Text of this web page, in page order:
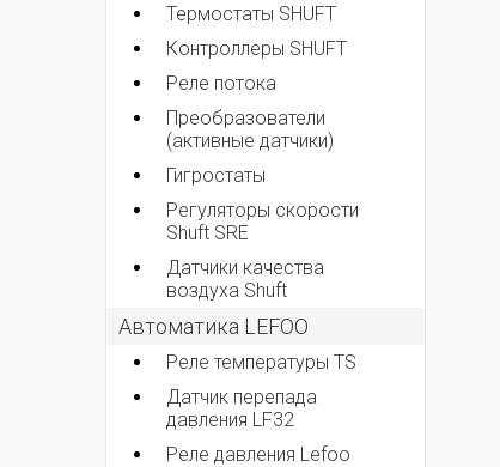
Термостаты SHUFT
Контроллеры SHUFT
Реле потока
Преобразователи
(активные датчики)
Гигростаты
Регуляторы скорости
Shuft SRE
Датчики качества
воздуха Shuft
Автоматика LEFOO
Реле температуры TS
Датчик перепада
давления LF32
Реле давления Lefoo